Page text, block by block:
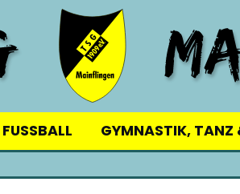
FUSSBALL GYMNASTIK, TANZ